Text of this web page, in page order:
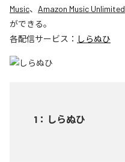
Music、 Amazon Music Unlimited
ができる。
各配信サービス： しらぬひ
1 ： しらぬひ